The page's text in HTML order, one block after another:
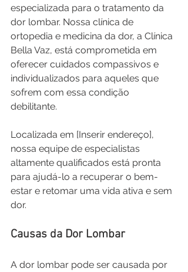
especializada para o tratamento da
dor lombar. Nossa clínica de
ortopedia e medicina da dor, a Clínica
Bella Vaz, está comprometida em
oferecer cuidados compassivos e
individualizados para aqueles que
sofrem com essa condição
debilitante.
Localizada em [Inserir endereço],
nossa equipe de especialistas
altamente qualificados está pronta
para ajudá-lo a recuperar o bem-
estar e retomar uma vida ativa e sem
dor.
Causas da Dor Lombar
A dor lombar pode ser causada por